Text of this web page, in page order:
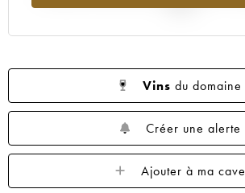
Vins du domaine
Créer une alerte
Ajouter à ma cave